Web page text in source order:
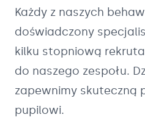
Każdy z naszych
doświadczony
kilku stopniową
do naszego zespołu.
zapewnimy skuteczną
pupilowi.